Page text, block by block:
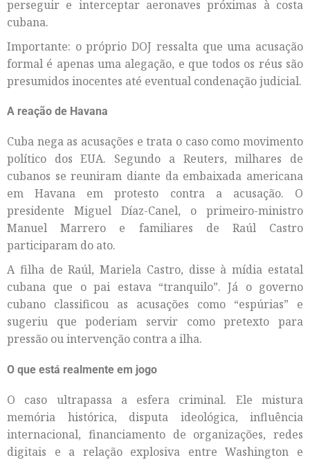
perseguir e interceptar aeronaves próximas à costa
cubana.
Importante: o próprio DOJ ressalta que uma acusação
formal é apenas uma alegação, e que todos os réus são
presumidos inocentes até eventual condenação judicial.
A reação de Havana
Cuba nega as acusações e trata o caso como movimento
político dos EUA. Segundo a Reuters, milhares de
cubanos se reuniram diante da embaixada americana
em Havana em protesto contra a acusação. O
presidente Miguel Díaz-Canel, o primeiro-ministro
Manuel Marrero e familiares de Raúl Castro
participaram do ato.
A filha de Raúl, Mariela Castro, disse à mídia estatal
cubana que o pai estava “tranquilo”. Já o governo
cubano classificou as acusações como “espúrias” e
sugeriu que poderiam servir como pretexto para
pressão ou intervenção contra a ilha.
O que está realmente em jogo
O caso ultrapassa a esfera criminal. Ele mistura
memória histórica, disputa ideológica, influência
internacional, financiamento de organizações, redes
digitais e a relação explosiva entre Washington e